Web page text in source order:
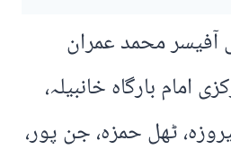
آفیسر محمد عمران
امام بارگاہ خانبیلہ،
ٹھل حمزہ، جن پور،